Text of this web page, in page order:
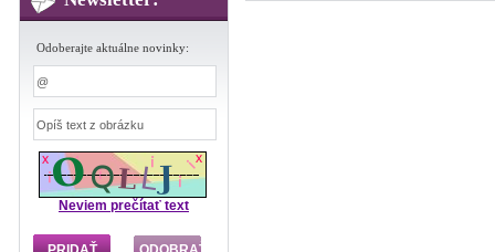
Odoberajte aktuálne novinky:
Neviem prečítať text